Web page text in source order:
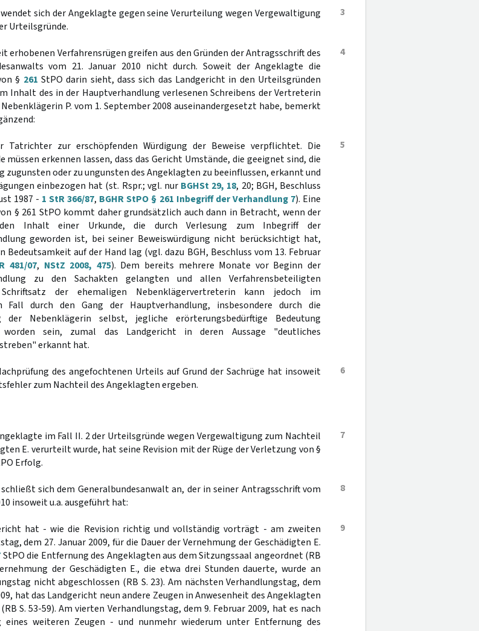
3
sich der Angeklagte gegen seine Verurteilung wegen Vergewaltigung
Urteilsgründe.
4
erhobenen Verfahrensrügen greifen aus den Gründen der Antragsschrift des
vom 21. Januar 2010 nicht durch. Soweit der Angeklagte die
§ 261 StPO darin sieht, dass sich das Landgericht in den Urteilsgründen
Inhalt des in der Hauptverhandlung verlesenen Schreibens der Vertreterin
P. vom 1. September 2008 auseinandergesetzt habe, bemerkt
5
Tatrichter zur erschöpfenden Würdigung der Beweise verpflichtet. Die
müssen erkennen lassen, dass das Gericht Umstände, die geeignet sind, die
zugunsten oder zu ungunsten des Angeklagten zu beeinflussen, erkannt und
einbezogen hat (st. Rspr.; vgl. nur BGHSt 29, 18, 20; BGH, Beschluss
1987 - 1 StR 366/87, BGHR StPO § 261 Inbegriff der Verhandlung 7). Eine
§ 261 StPO kommt daher grundsätzlich auch dann in Betracht, wenn der
Inhalt einer Urkunde, die durch Verlesung zum Inbegriff der
geworden ist, bei seiner Beweiswürdigung nicht berücksichtigt hat,
Bedeutsamkeit auf der Hand lag (vgl. dazu BGH, Beschluss vom 13. Februar
481/07, NStZ 2008, 475). Dem bereits mehrere Monate vor Beginn der
zu den Sachakten gelangten und allen Verfahrensbeteiligten
der ehemaligen Nebenklägervertreterin kann jedoch im
Fall durch den Gang der Hauptverhandlung, insbesondere durch die
der Nebenklägerin selbst, jegliche erörterungsbedürftige Bedeutung
worden sein, zumal das Landgericht in deren Aussage "deutliches
erkannt hat.
6
des angefochtenen Urteils auf Grund der Sachrüge hat insoweit
zum Nachteil des Angeklagten ergeben.
7
im Fall II. 2 der Urteilsgründe wegen Vergewaltigung zum Nachteil
E. verurteilt wurde, hat seine Revision mit der Rüge der Verletzung von §
Erfolg.
8
schließt sich dem Generalbundesanwalt an, der in seiner Antragsschrift vom
insoweit u.a. ausgeführt hat:
9
hat - wie die Revision richtig und vollständig vorträgt - am zweiten
dem 27. Januar 2009, für die Dauer der Vernehmung der Geschädigten E.
StPO die Entfernung des Angeklagten aus dem Sitzungssaal angeordnet (RB
der Geschädigten E., die etwa drei Stunden dauerte, wurde an
nicht abgeschlossen (RB S. 23). Am nächsten Verhandlungstag, dem
hat das Landgericht neun andere Zeugen in Anwesenheit des Angeklagten
S. 53-59). Am vierten Verhandlungstag, dem 9. Februar 2009, hat es nach
eines weiteren Zeugen - und nunmehr wiederum unter Entfernung des